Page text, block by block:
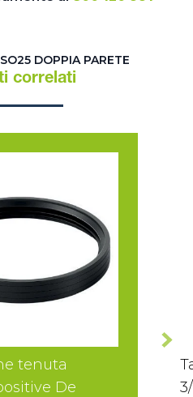
DOPPIA PARETE
correlati
tenuta
De